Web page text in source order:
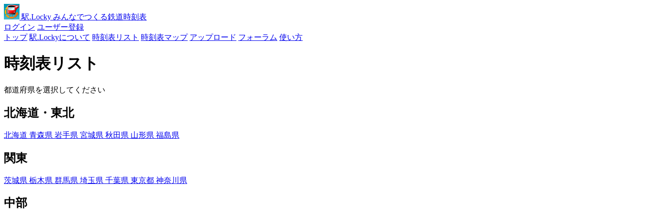
駅.Locky みんなでつくる鉄道時刻表
ログイン ユーザー登録
トップ 駅.Lockyについて 時刻表リスト 時刻表マップ アップロード フォーラム 使い方
時刻表リスト
都道府県を選択してください
北海道・東北
北海道 青森県 岩手県 宮城県 秋田県 山形県 福島県
関東
茨城県 栃木県 群馬県 埼玉県 千葉県 東京都 神奈川県
中部